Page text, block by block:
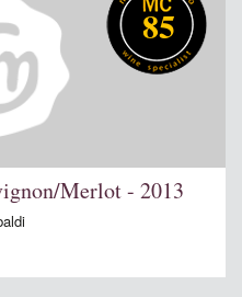
85
Merlot - 2013